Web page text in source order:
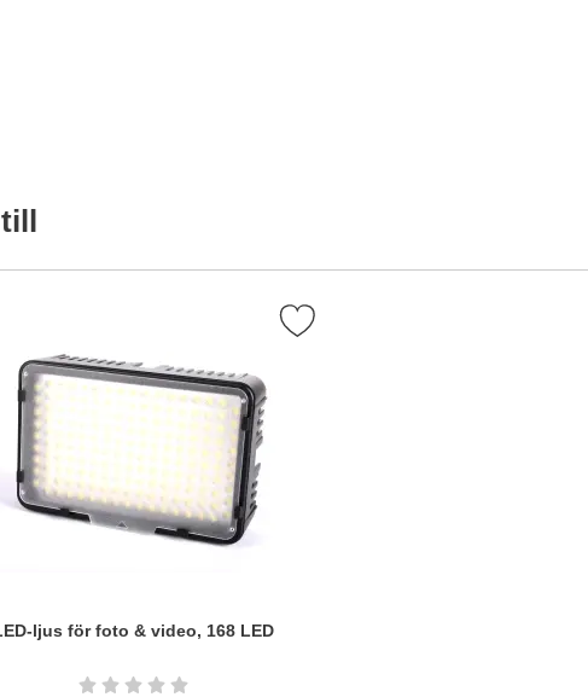
som favorit
ljus för foto & video, 168 LED
Markera lED-ljus för foto & video, 168 LED som favorit